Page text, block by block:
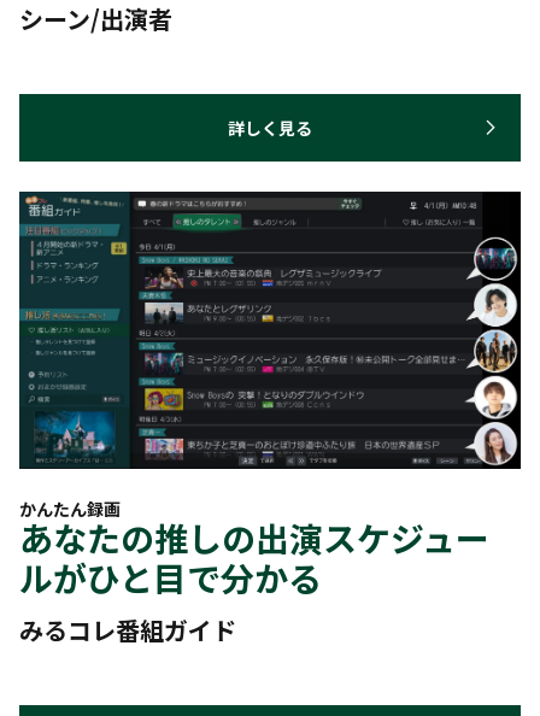
シーン/出演者
詳しく見る
かんたん録画
あなたの推しの出演スケジュー
ルがひと目で分かる
みるコレ番組ガイド